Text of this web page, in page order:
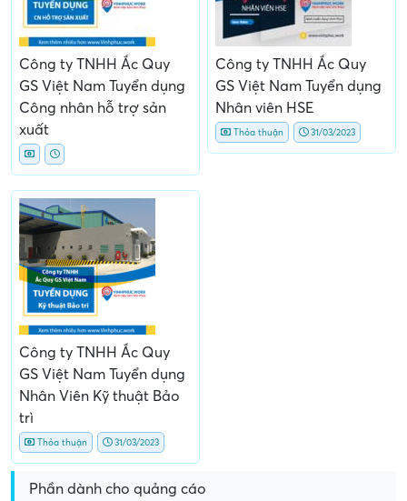
Công ty TNHH Ắc Quy
GS Việt Nam Tuyển dụng
Công nhân hỗ trợ sản
xuất
Công ty TNHH Ắc Quy
GS Việt Nam Tuyển dụng
Nhân viên HSE
Thỏa thuận 31/03/2023
Công ty TNHH Ắc Quy
GS Việt Nam Tuyển dụng
Nhân Viên Kỹ thuật Bảo
trì
Thỏa thuận 31/03/2023
Phần dành cho quảng cáo